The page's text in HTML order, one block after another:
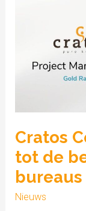
Cratos
tot de
bureaus
Nieuws
van
2025